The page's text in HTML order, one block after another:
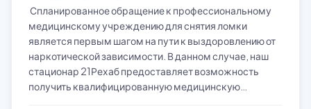
Спланированное обращение к профессиональному
медицинскому учреждению для снятия ломки
является первым шагом на пути к выздоровлению от
наркотической зависимости. В данном случае, наш
стационар 21Рехаб предоставляет возможность
получить квалифицированную медицинскую…